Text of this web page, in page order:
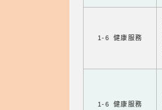
1-6 健康服務
1-6 健康服務